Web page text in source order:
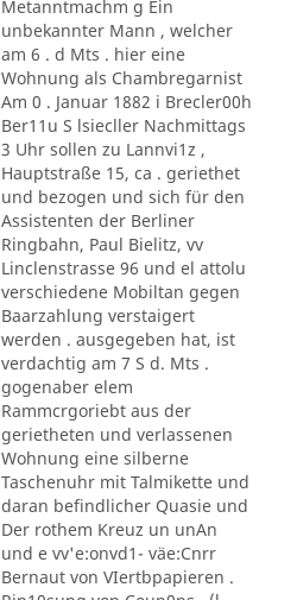
Metanntmachm g Ein
unbekannter Mann , welcher
am 6 . d Mts . hier eine
Wohnung als Chambregarnist
Am 0 . Januar 1882 i Brecler00h
Ber11u S lsiecller Nachmittags
3 Uhr sollen zu Lannvi1z ,
Hauptstraße 15, ca . geriethet
und bezogen und sich für den
Assistenten der Berliner
Ringbahn, Paul Bielitz, vv
Linclenstrasse 96 und el attolu
verschiedene Mobiltan gegen
Baarzahlung verstaigert
werden . ausgegeben hat, ist
verdachtig am 7 S d. Mts .
gogenaber elem
Rammcrgoriebt aus der
gerietheten und verlassenen
Wohnung eine silberne
Taschenuhr mit Talmikette und
daran befindlicher Quasie und
Der rothem Kreuz un unAn
und e vv'e:onvd1- väe:Cnrr
Bernaut von VIertbpapieren .